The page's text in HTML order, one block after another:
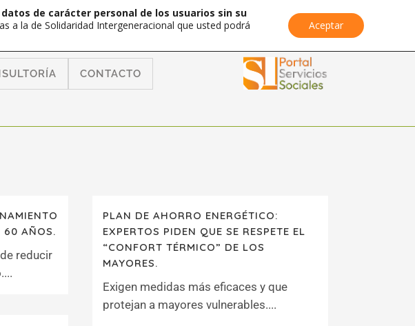
CONTACTO
60 AÑOS.
reducir
PLAN DE AHORRO ENERGÉTICO:
EXPERTOS PIDEN QUE SE RESPETE EL
“CONFORT TÉRMICO” DE LOS
MAYORES.
Exigen medidas más eficaces y que
protejan a mayores vulnerables....
de carácter personal de los usuarios sin su
a la de Solidaridad Intergeneracional que usted podrá
Aceptar